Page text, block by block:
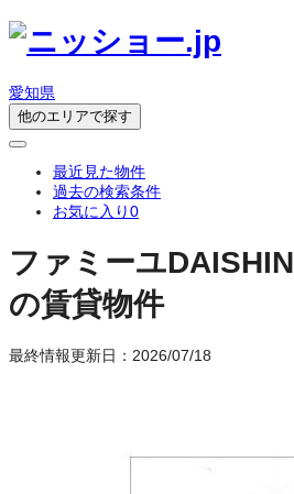
愛知県
他のエリアで探す
最近見た物件
過去の検索条件
お気に入り0
ファミーユDAISHIN
の賃貸物件
最終情報更新日：2026/07/18